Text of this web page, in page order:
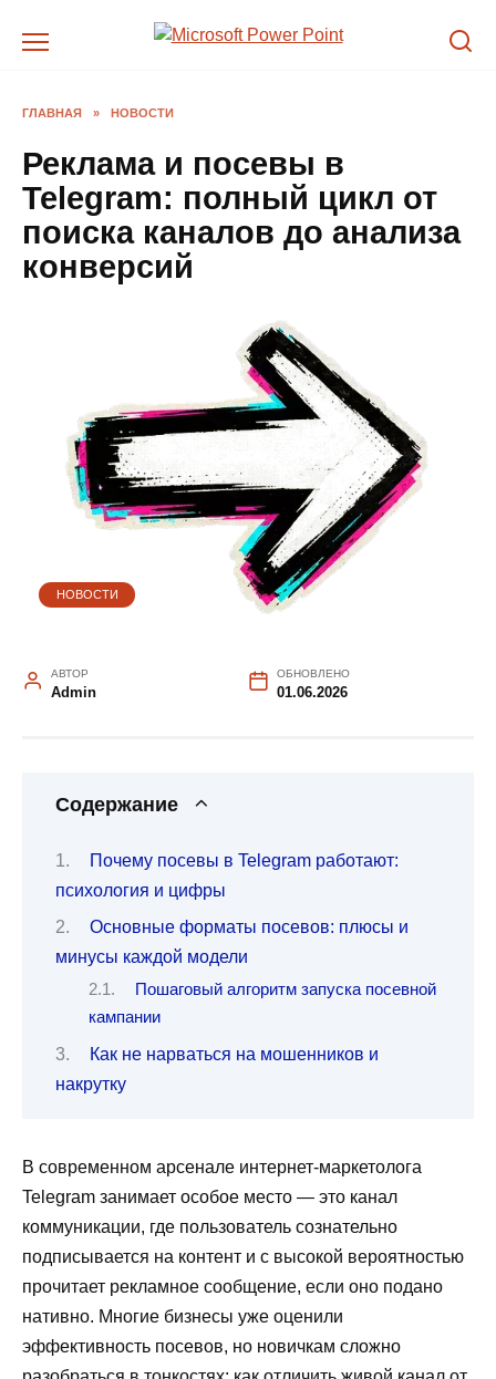
ГЛАВНАЯ » НОВОСТИ
Реклама и посевы в
Telegram: полный цикл от
поиска каналов до анализа
конверсий
НОВОСТИ
АВТОР
Admin
ОБНОВЛЕНО
01.06.2026
Содержание
Почему посевы в Telegram работают:
психология и цифры
Основные форматы посевов: плюсы и
минусы каждой модели
Пошаговый алгоритм запуска посевной
кампании
Как не нарваться на мошенников и
накрутку
В современном арсенале интернет-маркетолога
Telegram занимает особое место — это канал
коммуникации, где пользователь сознательно
подписывается на контент и с высокой вероятностью
прочитает рекламное сообщение, если оно подано
нативно. Многие бизнесы уже оценили
эффективность посевов, но новичкам сложно